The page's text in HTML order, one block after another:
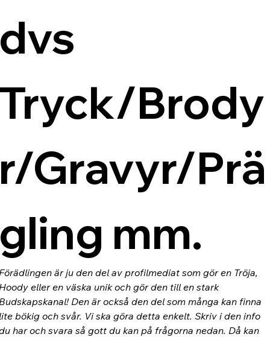
Brody
Gravyr/Prä
mm.
är ju den del av profilmediat som gör en Tröja,
eller en väska unik och gör den till en stark
Den är också den del som många kan finna
bökig och svår. Vi ska göra detta enkelt. Skriv i den info
har och svara så gott du kan på frågorna nedan. Då kan